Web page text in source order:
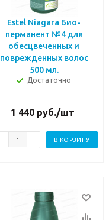
Estel Niagara Био-
перманент №4 для
обесцвеченных и
поврежденных волос
500 мл.
Достаточно
1 440 руб./шт
В КОРЗИНУ